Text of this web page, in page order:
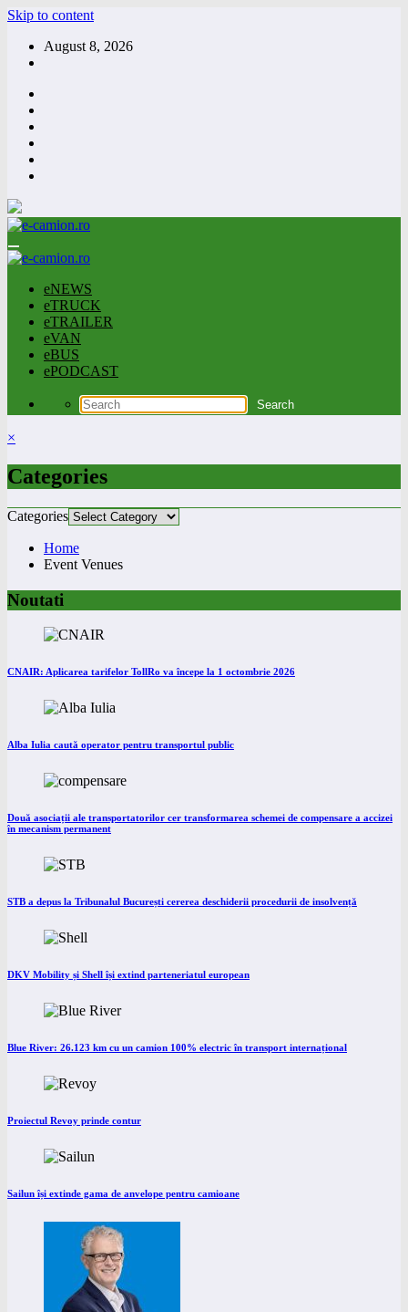
Skip to content
August 8, 2026
eNEWS
eTRUCK
eTRAILER
eVAN
eBUS
ePODCAST
×
Categories
Categories
Home
Event Venues
Noutati
CNAIR: Aplicarea tarifelor TollRo va începe la 1 octombrie 2026
Alba Iulia caută operator pentru transportul public
Două asociații ale transportatorilor cer transformarea schemei de compensare a accizei
în mecanism permanent
STB a depus la Tribunalul București cererea deschiderii procedurii de insolvență
DKV Mobility și Shell își extind parteneriatul european
Blue River: 26.123 km cu un camion 100% electric în transport internațional
Proiectul Revoy prinde contur
Sailun își extinde gama de anvelope pentru camioane